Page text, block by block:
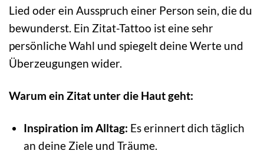
Lied oder ein Ausspruch einer Person sein, die du
bewunderst. Ein Zitat-Tattoo ist eine sehr
persönliche Wahl und spiegelt deine Werte und
Überzeugungen wider.
Warum ein Zitat unter die Haut geht:
Inspiration im Alltag: Es erinnert dich täglich
an deine Ziele und Träume.